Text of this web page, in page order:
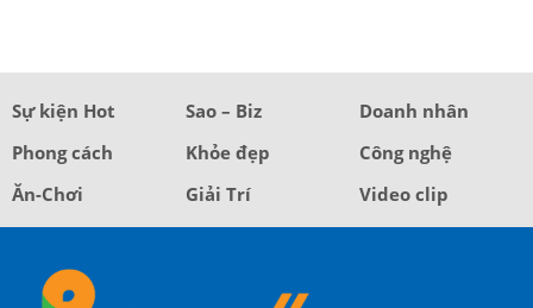
Sự kiện Hot Sao – Biz
Doanh nhân
Phong cách
Khỏe đẹp
Công nghệ
Ăn-Chơi
Giải Trí Video clip